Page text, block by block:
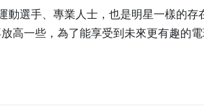
動選手、專業人士，也是明星一樣的
高一些，為了能享受到未來更有趣的